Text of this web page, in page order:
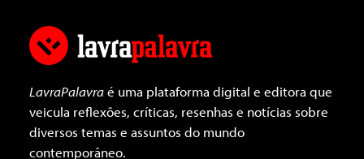
LavraPalavraé uma plataforma digital e editora que
veicula reflexões, críticas, resenhas e notícias sobre
diversos temas e assuntos do mundo
contemporâneo.